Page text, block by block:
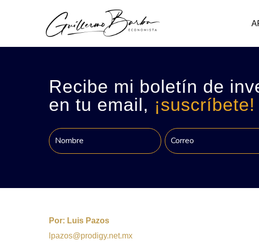
Recibe mi boletín de
en tu email, ¡suscríbete!
Por: Luis Pazos
lpazos@prodigy.net.mx